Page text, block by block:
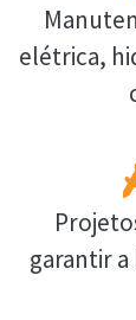
elétrica,
garantir a